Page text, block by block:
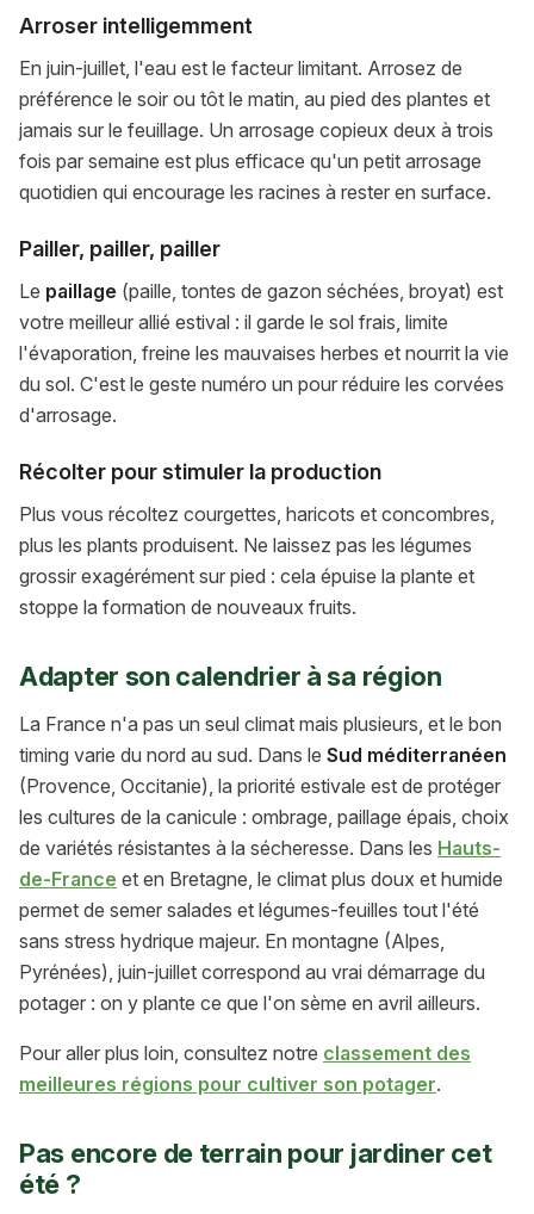
Arroser intelligemment
En juin-juillet, l'eau est le facteur limitant. Arrosez de
préférence le soir ou tôt le matin, au pied des plantes et
jamais sur le feuillage. Un arrosage copieux deux à trois
fois par semaine est plus efficace qu'un petit arrosage
quotidien qui encourage les racines à rester en surface.
Pailler, pailler, pailler
Le paillage (paille, tontes de gazon séchées, broyat) est
votre meilleur allié estival : il garde le sol frais, limite
l'évaporation, freine les mauvaises herbes et nourrit la vie
du sol. C'est le geste numéro un pour réduire les corvées
d'arrosage.
Récolter pour stimuler la production
Plus vous récoltez courgettes, haricots et concombres,
plus les plants produisent. Ne laissez pas les légumes
grossir exagérément sur pied : cela épuise la plante et
stoppe la formation de nouveaux fruits.
Adapter son calendrier à sa région
La France n'a pas un seul climat mais plusieurs, et le bon
timing varie du nord au sud. Dans le Sud méditerranéen
(Provence, Occitanie), la priorité estivale est de protéger
les cultures de la canicule : ombrage, paillage épais, choix
de variétés résistantes à la sécheresse. Dans les Hauts-
de-France et en Bretagne, le climat plus doux et humide
permet de semer salades et légumes-feuilles tout l'été
sans stress hydrique majeur. En montagne (Alpes,
Pyrénées), juin-juillet correspond au vrai démarrage du
potager : on y plante ce que l'on sème en avril ailleurs.
Pour aller plus loin, consultez notre classement des
meilleures régions pour cultiver son potager.
Pas encore de terrain pour jardiner cet
été ?